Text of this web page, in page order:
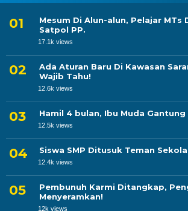
Mesum Di Alun-alun, Pelajar MTs
Satpol PP.
17.1k views
Ada Aturan Baru Di Kawasan
Wajib Tahu!
12.6k views
Hamil 4 bulan, Ibu Muda Gantung
12.5k views
Siswa SMP Ditusuk Teman
12.4k views
Pembunuh Karmi Ditangkap,
Menyeramkan!
12k views